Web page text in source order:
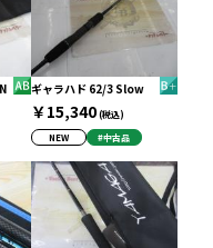
ギャラハド 62/3 Slow
￥15,340(税込)
NEW
#中古品